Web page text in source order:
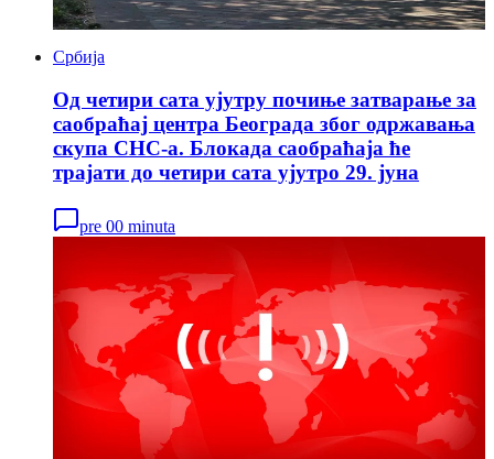
Србија
Од четири сата ујутру почиње затварање за
саобраћај центра Београда због одржавања
скупа СНС-а. Блокада саобраћаја ће
трајати до четири сата ујутро 29. јуна
pre 00 minuta